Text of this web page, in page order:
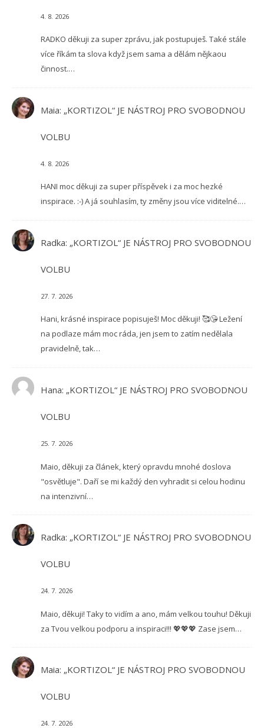
4. 8. 2026
RADKO děkuji za super zprávu, jak postupuješ. Také stále
více říkám ta slova když jsem sama a dělám nějkaou
činnost.…
Maia: „KORTIZOL“ JE NÁSTROJ PRO SVOBODNOU
VOLBU
4. 8. 2026
HANI moc děkuji za super příspěvek i za moc hezké
inspirace. :-) A já souhlasím, ty změny jsou více viditelné.…
Radka: „KORTIZOL“ JE NÁSTROJ PRO SVOBODNOU
VOLBU
27. 7. 2026
Hani, krásné inspirace popisuješ! Moc děkuji! 🥰😘 Ležení
na podlaze mám moc ráda, jen jsem to zatím nedělala
pravidelně, tak…
Hana: „KORTIZOL“ JE NÁSTROJ PRO SVOBODNOU
VOLBU
25. 7. 2026
Maio, děkuji za článek, který opravdu mnohé doslova
"osvětluje". Daří se mi každý den vyhradit si celou hodinu
na intenzivní…
Radka: „KORTIZOL“ JE NÁSTROJ PRO SVOBODNOU
VOLBU
24. 7. 2026
Maio, děkuji! Taky to vidím a ano, mám velkou touhu! Děkuji
za Tvou velkou podporu a inspiraci!!! 💖💖💖 Zase jsem…
Maia: „KORTIZOL“ JE NÁSTROJ PRO SVOBODNOU
VOLBU
24. 7. 2026